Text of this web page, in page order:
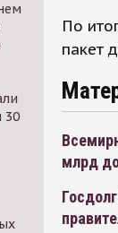
30
По
пакет
млрд